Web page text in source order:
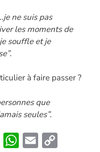
ne suis pas
les moments de
souffle et je
à faire passer ?
que
seules”.
M W E